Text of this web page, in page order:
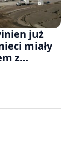
już
miały
z